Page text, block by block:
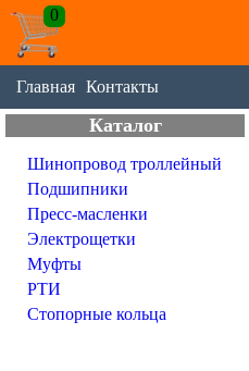
0
Главная Контакты
Каталог
Шинопровод троллейный
Подшипники
Пресс-масленки
Электрощетки
Муфты
РТИ
Стопорные кольца